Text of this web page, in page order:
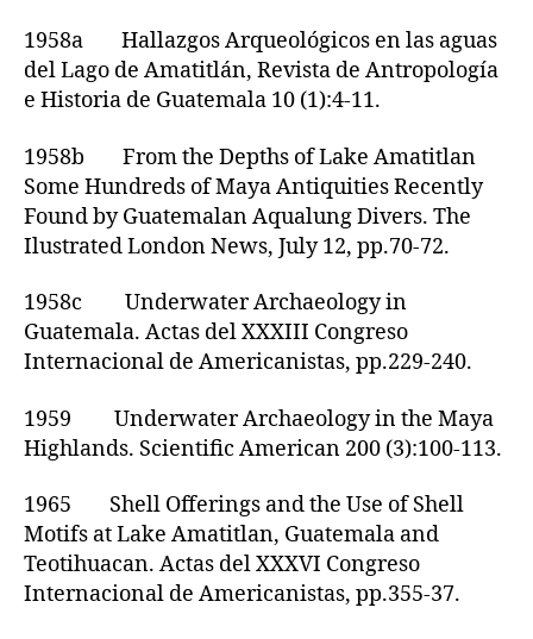
1958a Hallazgos Arqueológicos en las aguas
del Lago de Amatitlán, Revista de Antropología
e Historia de Guatemala 10 (1):4-11.
1958b From the Depths of Lake Amatitlan
Some Hundreds of Maya Antiquities Recently
Found by Guatemalan Aqualung Divers. The
Ilustrated London News, July 12, pp.70-72.
1958c Underwater Archaeology in
Guatemala. Actas del XXXIII Congreso
Internacional de Americanistas, pp.229-240.
1959 Underwater Archaeology in the Maya
Highlands. Scientific American 200 (3):100-113.
1965 Shell Offerings and the Use of Shell
Motifs at Lake Amatitlan, Guatemala and
Teotihuacan. Actas del XXXVI Congreso
Internacional de Americanistas, pp.355-37.